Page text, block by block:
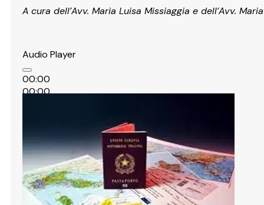
A cura dell’Avv. Maria Luisa Missiaggia e dell’Avv.
Audio Player
00:00
00:00